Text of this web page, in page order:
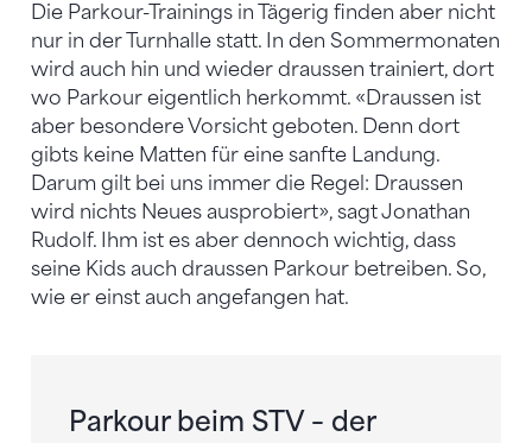
Die Parkour-Trainings in Tägerig finden aber nicht
nur in der Turnhalle statt. In den Sommermonaten
wird auch hin und wieder draussen trainiert, dort
wo Parkour eigentlich herkommt. «Draussen ist
aber besondere Vorsicht geboten. Denn dort
gibts keine Matten für eine sanfte Landung.
Darum gilt bei uns immer die Regel: Draussen
wird nichts Neues ausprobiert», sagt Jonathan
Rudolf. Ihm ist es aber dennoch wichtig, dass
seine Kids auch draussen Parkour betreiben. So,
wie er einst auch angefangen hat.
Parkour beim STV – der